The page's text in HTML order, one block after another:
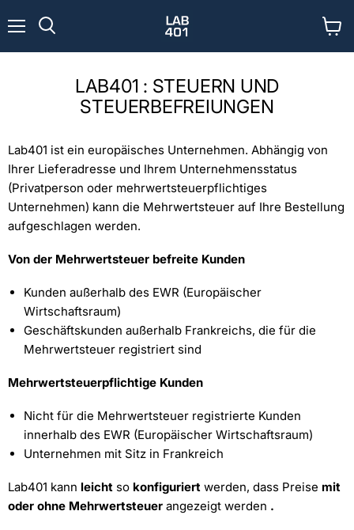
LAB401 : STEUERN UND
STEUERBEFREIUNGEN
Lab401 ist ein europäisches Unternehmen. Abhängig von
Ihrer Lieferadresse und Ihrem Unternehmensstatus
(Privatperson oder mehrwertsteuerpflichtiges
Unternehmen) kann die Mehrwertsteuer auf Ihre Bestellung
aufgeschlagen werden.
Von der Mehrwertsteuer befreite Kunden
Kunden außerhalb des EWR (Europäischer
Wirtschaftsraum)
Geschäftskunden außerhalb Frankreichs, die für die
Mehrwertsteuer registriert sind
Mehrwertsteuerpflichtige Kunden
Nicht für die Mehrwertsteuer registrierte Kunden
innerhalb des EWR (Europäischer Wirtschaftsraum)
Unternehmen mit Sitz in Frankreich
Lab401 kann leicht so konfiguriert werden, dass Preise mit
oder ohne Mehrwertsteuer angezeigt werden .